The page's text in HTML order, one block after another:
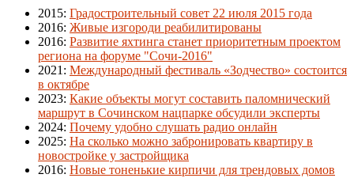
2015: Градостроительный совет 22 июля 2015 года
2016: Живые изгороди реабилитированы
2016: Развитие яхтинга станет приоритетным проектом
региона на форуме "Сочи-2016"
2021 : Международный фестиваль «Зодчество» состоится
в октябре
2023: Какие объекты могут составить паломнический
маршрут в Сочинском нацпарке обсудили эксперты
2024: Почему удобно слушать радио онлайн
2025: На сколько можно забронировать квартиру в
новостройке у застройщика
2016: Новые тоненькие кирпичи для трендовых домов